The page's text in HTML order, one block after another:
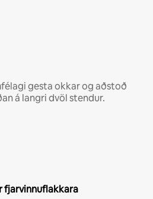
gesta okkar og aðstoð
á langri dvöl stendur.
fjarvinnuflakkara